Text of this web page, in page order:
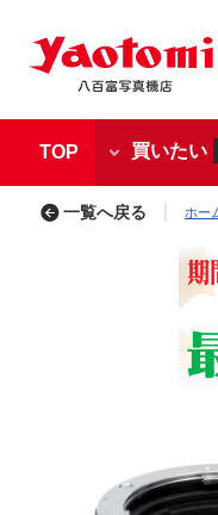
TOP 買いたい
一覧へ戻る ホー